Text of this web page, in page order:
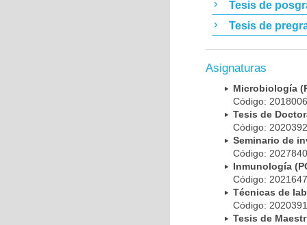
Tesis de
Tesis de
Asignaturas
Microbiología
Código:
Tesis de
Código:
Seminario de
Código:
Inmunología
Código:
Técnicas de
Código:
Tesis de